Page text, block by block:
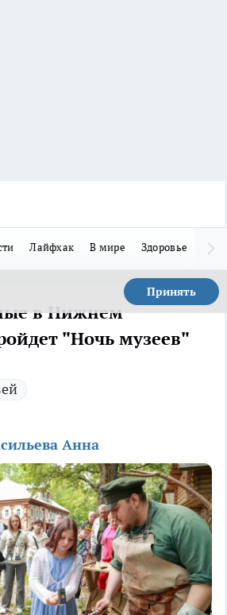
Лайфхак В мире Здоровье
Принять
в Нижнем
"Ночь музеев"
Анна